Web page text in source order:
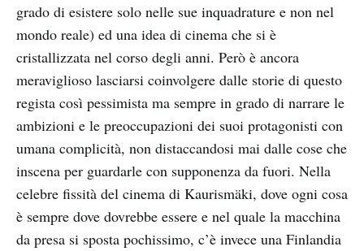
grado di esistere solo nelle sue inquadrature e non nel
mondo reale) ed una idea di cinema che si è
cristallizzata nel corso degli anni. Però è ancora
meraviglioso lasciarsi coinvolgere dalle storie di questo
regista così pessimista ma sempre in grado di narrare le
ambizioni e le preoccupazioni dei suoi protagonisti con
umana complicità, non distaccandosi mai dalle cose che
inscena per guardarle con supponenza da fuori. Nella
celebre fissità del cinema di Kaurismäki, dove ogni cosa
è sempre dove dovrebbe essere e nel quale la macchina
da presa si sposta pochissimo, c’è invece una Finlandia